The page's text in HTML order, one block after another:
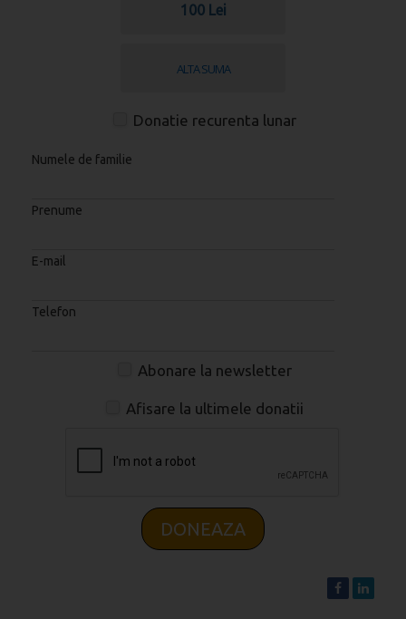
100 Lei
Donatie recurenta lunar
Numele de familie
Prenume
E-mail
Telefon
Abonare la newsletter
Afisare la ultimele donatii
DONEAZA